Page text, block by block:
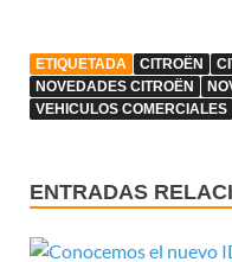
ETIQUETADA CITROËN
NOVEDADES CITROËN
VEHICULOS COMERCIALES
ENTRADAS